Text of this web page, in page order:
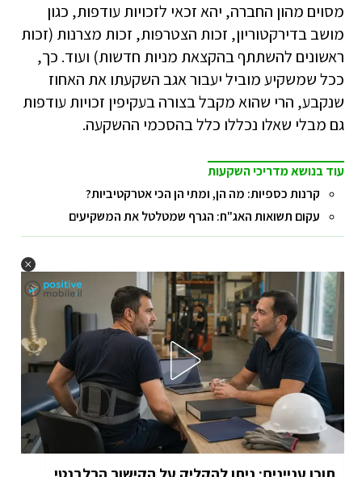
מסוים מהון החברה, יהא זכאי לזכויות עודפות, כגון
מושב בדירקטוריון, זכות הצטרפות, זכות מצרנות (זכות
ראשונים להשתתף בהקצאת מניות חדשות) ועוד. כך,
ככל שמשקיע מוביל יעבור אגב השקעתו את האחוז
שנקבע, הרי שהוא מקבל בצורה בעקיפין זכויות עודפות
גם מבלי שאלו נכללו כלל בהסכמי ההשקעה.
עוד בנושא מדריכי השקעות
קרנות כספיות: מה הן, ומתי הן הכי אטרקטיביות?
עקום תשואות האג"ח: הגרף שמטלטל את המשקיעים